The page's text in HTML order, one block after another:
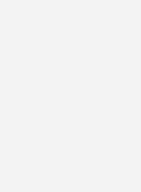
in ihren
Telefonen und MP3-
globalen Trend